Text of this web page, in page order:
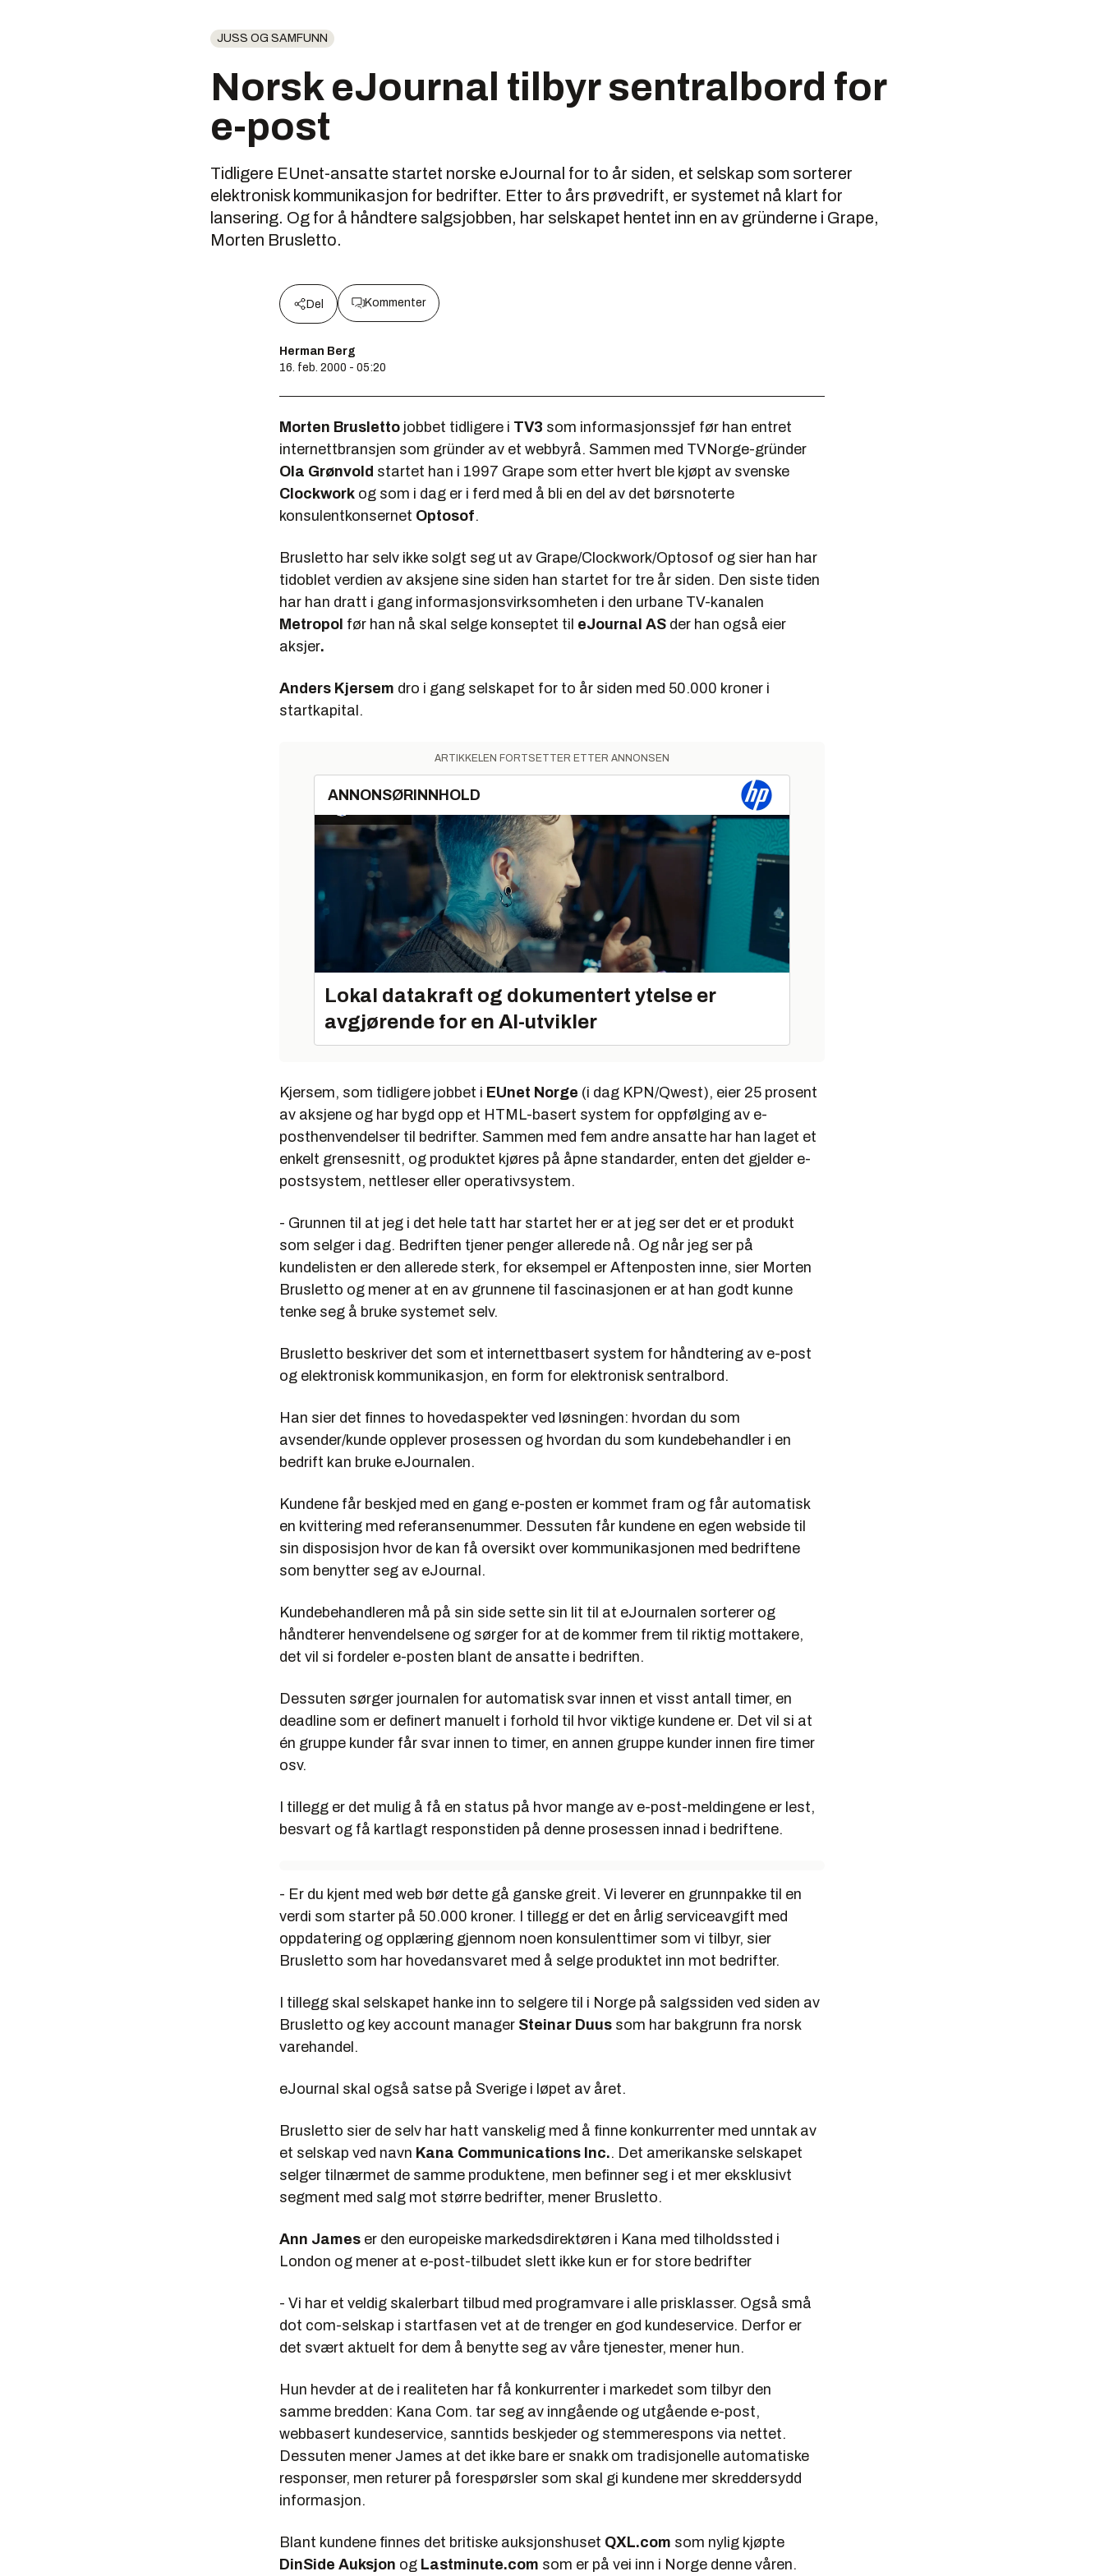
JUSS OG SAMFUNN
Norsk eJournal tilbyr sentralbord for
e-post
Tidligere EUnet-ansatte startet norske eJournal for to år siden, et selskap som sorterer
elektronisk kommunikasjon for bedrifter. Etter to års prøvedrift, er systemet nå klart for
lansering. Og for å håndtere salgsjobben, har selskapet hentet inn en av gründerne i Grape,
Morten Brusletto.
Del Kommenter
Herman Berg
16. feb. 2000 - 05:20
Morten Brusletto jobbet tidligere i TV3 som informasjonssjef før han entret
internettbransjen som gründer av et webbyrå. Sammen med TVNorge-gründer
Ola Grønvold startet han i 1997 Grape som etter hvert ble kjøpt av svenske
Clockwork og som i dag er i ferd med å bli en del av det børsnoterte
konsulentkonsernet Optosof.
Brusletto har selv ikke solgt seg ut av Grape/Clockwork/Optosof og sier han har
tidoblet verdien av aksjene sine siden han startet for tre år siden. Den siste tiden
har han dratt i gang informasjonsvirksomheten i den urbane TV-kanalen
Metropol før han nå skal selge konseptet til eJournal AS der han også eier
aksjer.
Anders Kjersem dro i gang selskapet for to år siden med 50.000 kroner i
startkapital.
ARTIKKELEN FORTSETTER ETTER ANNONSEN
ANNONSØRINNHOLD
Lokal datakraft og dokumentert ytelse er
avgjørende for en AI-utvikler
Kjersem, som tidligere jobbet i EUnet Norge (i dag KPN/Qwest), eier 25 prosent
av aksjene og har bygd opp et HTML-basert system for oppfølging av e-
posthenvendelser til bedrifter. Sammen med fem andre ansatte har han laget et
enkelt grensesnitt, og produktet kjøres på åpne standarder, enten det gjelder e-
postsystem, nettleser eller operativsystem.
- Grunnen til at jeg i det hele tatt har startet her er at jeg ser det er et produkt
som selger i dag. Bedriften tjener penger allerede nå. Og når jeg ser på
kundelisten er den allerede sterk, for eksempel er Aftenposten inne, sier Morten
Brusletto og mener at en av grunnene til fascinasjonen er at han godt kunne
tenke seg å bruke systemet selv.
Brusletto beskriver det som et internettbasert system for håndtering av e-post
og elektronisk kommunikasjon, en form for elektronisk sentralbord.
Han sier det finnes to hovedaspekter ved løsningen: hvordan du som
avsender/kunde opplever prosessen og hvordan du som kundebehandler i en
bedrift kan bruke eJournalen.
Kundene får beskjed med en gang e-posten er kommet fram og får automatisk
en kvittering med referansenummer. Dessuten får kundene en egen webside til
sin disposisjon hvor de kan få oversikt over kommunikasjonen med bedriftene
som benytter seg av eJournal.
Kundebehandleren må på sin side sette sin lit til at eJournalen sorterer og
håndterer henvendelsene og sørger for at de kommer frem til riktig mottakere,
det vil si fordeler e-posten blant de ansatte i bedriften.
Dessuten sørger journalen for automatisk svar innen et visst antall timer, en
deadline som er definert manuelt i forhold til hvor viktige kundene er. Det vil si at
én gruppe kunder får svar innen to timer, en annen gruppe kunder innen fire timer
osv.
I tillegg er det mulig å få en status på hvor mange av e-post-meldingene er lest,
besvart og få kartlagt responstiden på denne prosessen innad i bedriftene.
- Er du kjent med web bør dette gå ganske greit. Vi leverer en grunnpakke til en
verdi som starter på 50.000 kroner. I tillegg er det en årlig serviceavgift med
oppdatering og opplæring gjennom noen konsulenttimer som vi tilbyr, sier
Brusletto som har hovedansvaret med å selge produktet inn mot bedrifter.
I tillegg skal selskapet hanke inn to selgere til i Norge på salgssiden ved siden av
Brusletto og key account manager Steinar Duus som har bakgrunn fra norsk
varehandel.
eJournal skal også satse på Sverige i løpet av året.
Brusletto sier de selv har hatt vanskelig med å finne konkurrenter med unntak av
et selskap ved navn Kana Communications Inc.. Det amerikanske selskapet
selger tilnærmet de samme produktene, men befinner seg i et mer eksklusivt
segment med salg mot større bedrifter, mener Brusletto.
Ann James er den europeiske markedsdirektøren i Kana med tilholdssted i
London og mener at e-post-tilbudet slett ikke kun er for store bedrifter
- Vi har et veldig skalerbart tilbud med programvare i alle prisklasser. Også små
dot com-selskap i startfasen vet at de trenger en god kundeservice. Derfor er
det svært aktuelt for dem å benytte seg av våre tjenester, mener hun.
Hun hevder at de i realiteten har få konkurrenter i markedet som tilbyr den
samme bredden: Kana Com. tar seg av inngående og utgående e-post,
webbasert kundeservice, sanntids beskjeder og stemmerespons via nettet.
Dessuten mener James at det ikke bare er snakk om tradisjonelle automatiske
responser, men returer på forespørsler som skal gi kundene mer skreddersydd
informasjon.
Blant kundene finnes det britiske auksjonshuset QXL.com som nylig kjøpte
DinSide Auksjon og Lastminute.com som er på vei inn i Norge denne våren.